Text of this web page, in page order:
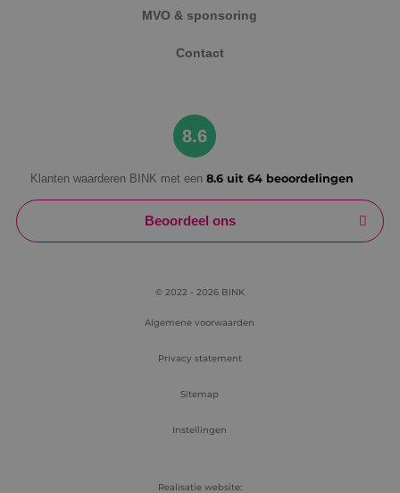
MVO & sponsoring
Contact
8.6
Klanten waarderen BINK met een 8.6 uit 64 beoordelingen
Beoordeel ons
© 2022 - 2026 BINK
Algemene voorwaarden
Privacy statement
Sitemap
Instellingen
Realisatie website:
weken